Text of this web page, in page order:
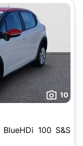
10
100 S&S